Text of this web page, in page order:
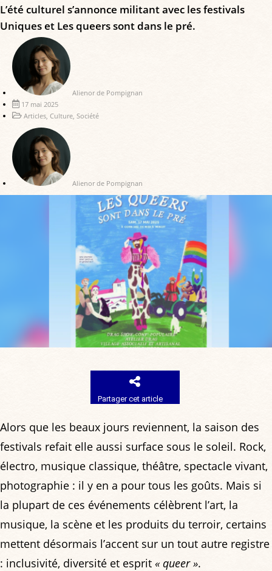
L’été culturel s’annonce militant avec les festivals
Uniques et Les queers sont dans le pré.
Alienor de Pompignan
17 mai 2025
Articles Culture Société
Alienor de Pompignan
Partager cet article
Alors que les beaux jours reviennent, la saison des
festivals refait elle aussi surface sous le soleil. Rock,
électro, musique classique, théâtre, spectacle vivant,
photographie : il y en a pour tous les goûts. Mais si
la plupart de ces événements célèbrent l’art, la
musique, la scène et les produits du terroir, certains
mettent désormais l’accent sur un tout autre registre
: inclusivité, diversité et esprit « queer ».